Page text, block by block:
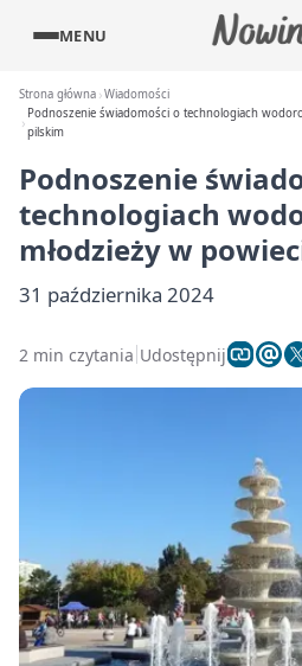
MENU
Strona główna Wiadomości
Podnoszenie świadomości o technologiach
pilskim
Podnoszenie
technologiach
młodzieży w
31 października 2024
2 min czytania Udostępnij